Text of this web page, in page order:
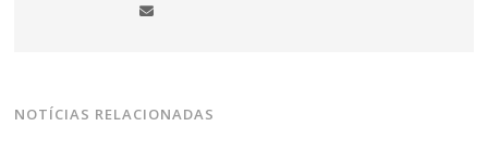
NOTÍCIAS RELACIONADAS